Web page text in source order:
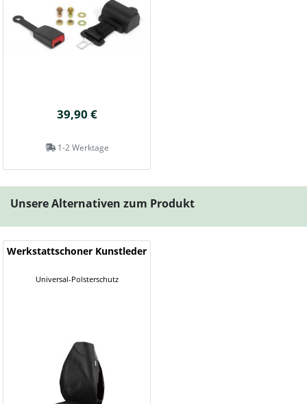
39,90 €
1-2 Werktage
Unsere Alternativen zum Produkt
Werkstattschoner Kunstleder
Universal-Polsterschutz